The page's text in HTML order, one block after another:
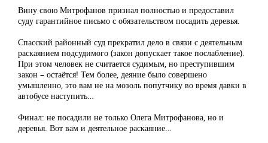
Вину свою Митрофанов признал полностью и предоставил
суду гарантийное письмо с обязательством посадить деревья.
Спасский районный суд прекратил дело в связи с деятельным
раскаянием подсудимого (закон допускает такое послабление).
При этом человек не считается судимым, но преступившим
закон – остаётся! Тем более, деяние было совершено
умышленно, это вам не на мозоль попутчику во время давки в
автобусе наступить…
Финал: не посадили не только Олега Митрофанова, но и
деревья. Вот вам и деятельное раскаяние…